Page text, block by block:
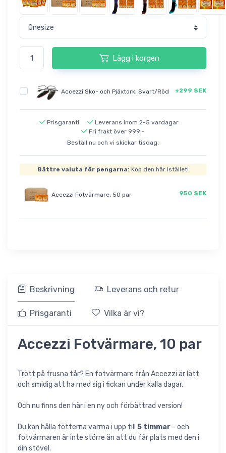
Lägg i korgen
Accezzi Sko- och Pjäxtork, Svart/Röd +299 SEK
Prisgaranti
Leverans inom 2-5 vardagar
Fri frakt över 999:-
Beställ nu och vi skickar tisdag.
Bättre valuta för pengarna: Köp den här istället!
Accezzi Fotvärmare, 50 par 950 SEK
Beskrivning Leverans och retur
Prisgaranti Vilka är vi?
Accezzi Fotvärmare, 10 par
Trött på frusna tår? En fotvärmare från Accezzi är lätt
och smidig att ha med sig i fickan under kalla dagar.
Och nu finns den här i en ny och förbättrad version!
Du kan hålla fötterna varma i upp till 5 timmar - och
fotvärmaren är inte större än att du får plats med den i
din stövel.